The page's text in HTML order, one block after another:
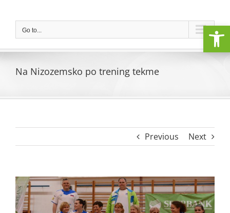
contentGo to...
Na Nizozemsko po trening tekme
Previous Next
View
Larger
Image